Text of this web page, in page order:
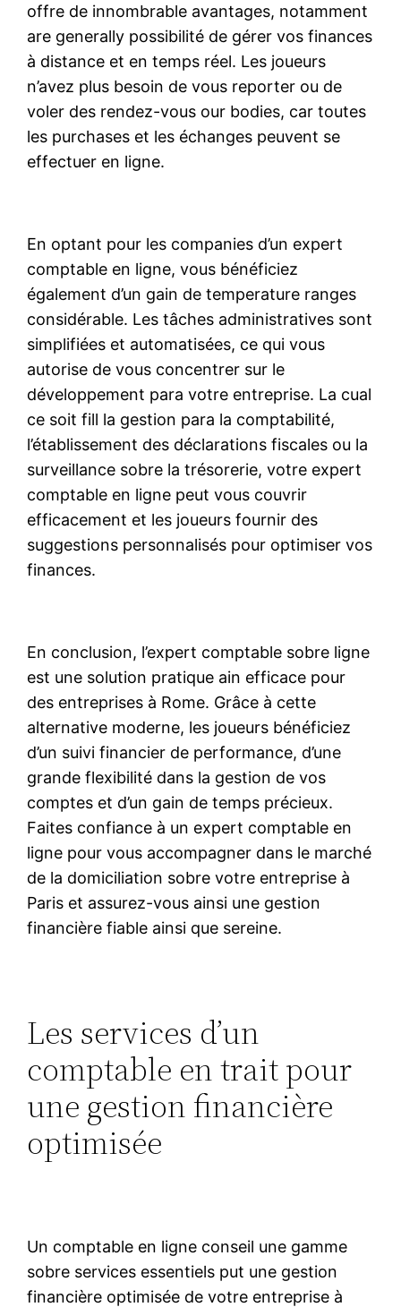
offre de innombrable avantages, notamment
are generally possibilité de gérer vos finances
à distance et en temps réel. Les joueurs
n’avez plus besoin de vous reporter ou de
voler des rendez-vous our bodies, car toutes
les purchases et les échanges peuvent se
effectuer en ligne.
En optant pour les companies d’un expert
comptable en ligne, vous bénéficiez
également d’un gain de temperature ranges
considérable. Les tâches administratives sont
simplifiées et automatisées, ce qui vous
autorise de vous concentrer sur le
développement para votre entreprise. La cual
ce soit fill la gestion para la comptabilité,
l’établissement des déclarations fiscales ou la
surveillance sobre la trésorerie, votre expert
comptable en ligne peut vous couvrir
efficacement et les joueurs fournir des
suggestions personnalisés pour optimiser vos
finances.
En conclusion, l’expert comptable sobre ligne
est une solution pratique ain efficace pour
des entreprises à Rome. Grâce à cette
alternative moderne, les joueurs bénéficiez
d’un suivi financier de performance, d’une
grande flexibilité dans la gestion de vos
comptes et d’un gain de temps précieux.
Faites confiance à un expert comptable en
ligne pour vous accompagner dans le marché
de la domiciliation sobre votre entreprise à
Paris et assurez-vous ainsi une gestion
financière fiable ainsi que sereine.
Les services d’un
comptable en trait pour
une gestion financière
optimisée
Un comptable en ligne conseil une gamme
sobre services essentiels put une gestion
financière optimisée de votre entreprise à